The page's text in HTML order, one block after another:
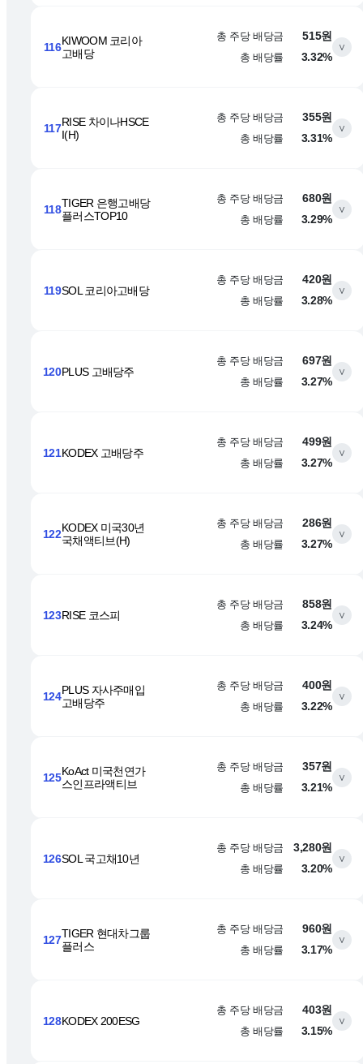
116KIWOOM 코리아
고배당
총 주당 배당금
515원
총 배당률
3.32%
∨
117RISE 차이나HSCE
I(H)
총 주당 배당금
355원
총 배당률
3.31%
∨
118TIGER 은행고배당
플러스TOP10
총 주당 배당금
680원
총 배당률
3.29%
∨
119SOL 코리아고배당
총 주당 배당금
420원
총 배당률
3.28%
∨
120PLUS 고배당주
총 주당 배당금
697원
총 배당률
3.27%
∨
121KODEX 고배당주
총 주당 배당금
499원
총 배당률
3.27%
∨
122KODEX 미국30년
국채액티브(H)
총 주당 배당금
286원
총 배당률
3.27%
∨
123RISE 코스피
총 주당 배당금
858원
총 배당률
3.24%
∨
124PLUS 자사주매입
고배당주
총 주당 배당금
400원
총 배당률
3.22%
∨
125KoAct 미국천연가
스인프라액티브
총 주당 배당금
357원
총 배당률
3.21%
∨
126SOL 국고채10년
총 주당 배당금
3,280원
총 배당률
3.20%
∨
127TIGER 현대차그룹
플러스
총 주당 배당금
960원
총 배당률
3.17%
∨
128KODEX 200ESG
총 주당 배당금
403원
총 배당률
3.15%
∨